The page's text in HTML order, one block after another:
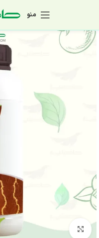
منو
بزرگنمایی تصویر